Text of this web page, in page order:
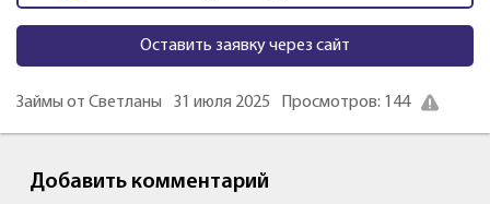
Оставить заявку через сайт
Займы от Светланы 31 июля 2025 Просмотров: 144
Добавить комментарий